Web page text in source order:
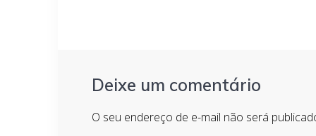
Deixe um comentário
O seu endereço de e-mail não será